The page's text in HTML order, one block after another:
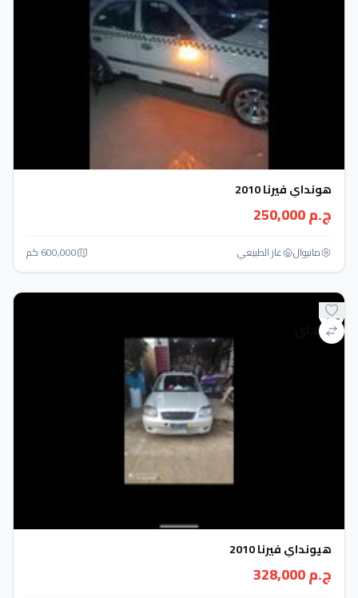
هونداي فيرنا 2010
ج.م 250,000
مانيوال غاز الطبيعي 600,000 كم
هيونداي فيرنا 2010
ج.م 328,000